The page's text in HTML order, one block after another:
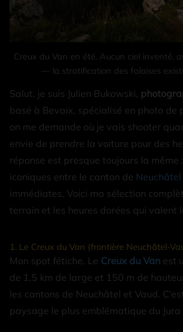
Creux du Van en été. Aucun ciel inventé,
— la stratification des falaises
Salut, je suis Julien Bukowski,
basé à Bevaix, spécialisé en photo de
on me demande où je vais shooter
envie de prendre la voiture pour des
réponse est presque toujours la même
iconiques entre le canton de Neuchâtel
immédiates. Voici ma sélection
terrain et les heures dorées qui valent
1. Le Creux du Van (frontière Neuchâtel-
Mon spot fétiche. Le Creux du Van est
de 1,5 km de large et 150 m de
les cantons de Neuchâtel et Vaud.
paysage le plus emblématique du Jura